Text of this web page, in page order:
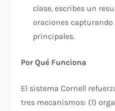
clase, escribes un
oraciones capturando
principales.
Por Qué Funciona
El sistema Cornell
tres mecanismos: (1)